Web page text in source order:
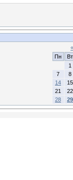
«
Пн
Вт
1
7
8
14
15
21
22
28
29